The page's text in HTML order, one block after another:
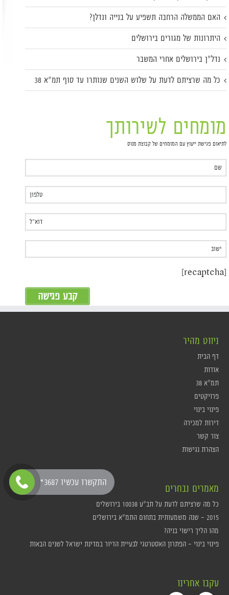
האם הממשלה הרחבה תשפיע על בנייה ונדלן?
היתרונות של מגורים בירושלים
נדל"ן בירושלים אחרי המשבר
כל מה שרציתם לדעת על שלוש השנים שנותרו עד סוף תמ"א 38
מומחים לשירותך
לתיאום פגישת ייעוץ עם המומחים של קבוצת מנוס
[recaptcha]
ניווט מהיר
דף הבית
אודות
תמ"א 38
פרויקטים
פינוי בינוי
דירות למכירה
צור קשר
הצהרת נגישות
מאמרים נבחרים
כל מה שרציתם לדעת על תב"ע 10038 בירושלים
2015 – שנה משמעותית בתחום התמ"א בירושלים
מהו הליך רישוי בניה?
פינוי בינוי – הפתרון האסטרטגי לבעיית הדיור במדינת ישראל לשנים הבאות
עקבו אחרינו
*התקשרו עכשיו 3687